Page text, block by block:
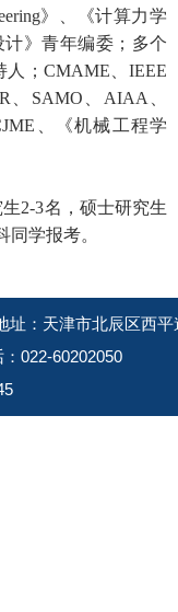
》、
《计算力学
计》青年编委 ； 多个
人 ； CMAME、IEEE
、 SAMO、AIAA、
、
《机械工程学
生2-3名， 硕士研究生
同学报考。
址：天津市北辰区西平
022-60202050